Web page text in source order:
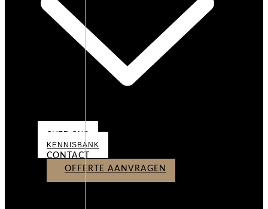
OVER ONS
KENNISBANK
CONTACT
OFFERTE AANVRAGEN